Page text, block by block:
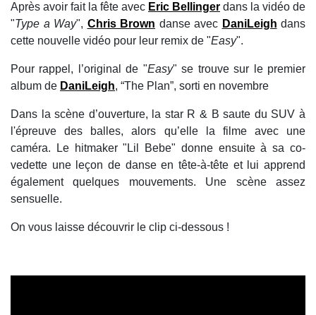
Après avoir fait la fête avec Eric Bellinger dans la vidéo de
"Type a Way", Chris Brown danse avec DaniLeigh dans
cette nouvelle vidéo pour leur remix de "Easy".
Pour rappel, l’original de "Easy" se trouve sur le premier
album de DaniLeigh, “The Plan”, sorti en novembre
Dans la scène d’ouverture, la star R & B saute du SUV à
l'épreuve des balles, alors qu’elle la filme avec une
caméra. Le hitmaker "Lil Bebe" donne ensuite à sa co-
vedette une leçon de danse en tête-à-tête et lui apprend
également quelques mouvements. Une scène assez
sensuelle.
On vous laisse découvrir le clip ci-dessous !